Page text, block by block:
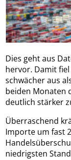
Dies geht aus
hervor. Damit
schwächer aus
beiden Monaten
deutlich stärker
Überraschend
Importe um fast
niedrigsten